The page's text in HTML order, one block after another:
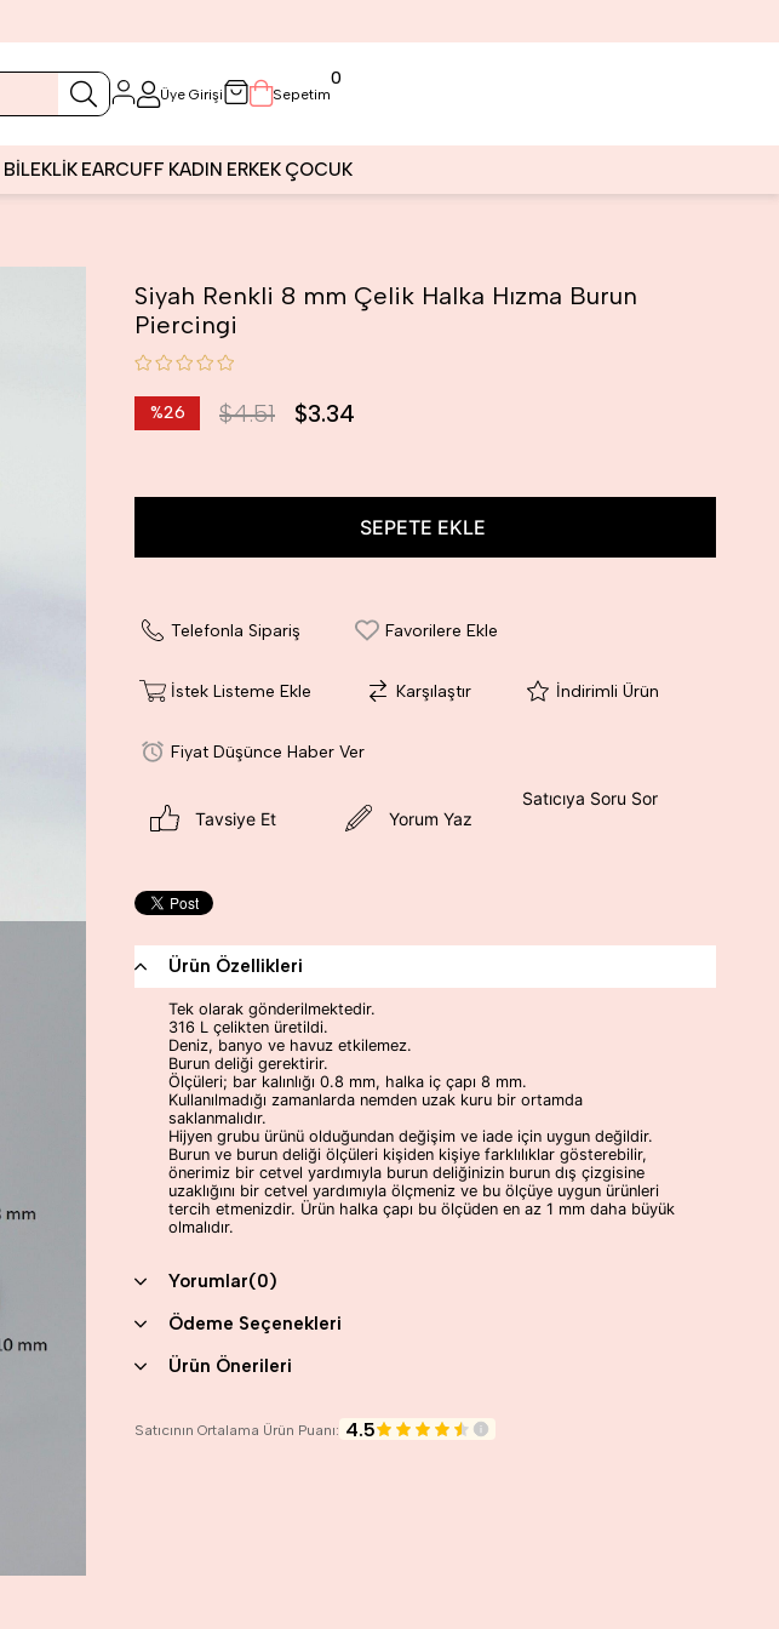
Üye Girişi Sepetim
0
BİLEKLİK EARCUFF KADIN ERKEK ÇOCUK
Siyah Renkli 8 mm Çelik Halka Hızma Burun
Piercingi
%26
$4.51 $3.34
Telefonla Sipariş Favorilere Ekle
İstek Listeme Ekle Karşılaştır İndirimli Ürün
Fiyat Düşünce Haber Ver
Tavsiye Et Yorum Yaz
Satıcıya Soru Sor
Ürün Özellikleri
Tek olarak gönderilmektedir.
316 L çelikten üretildi.
Deniz, banyo ve havuz etkilemez.
Burun deliği gerektirir.
Ölçüleri; bar kalınlığı 0.8 mm, halka iç çapı 8 mm.
Kullanılmadığı zamanlarda nemden uzak kuru bir ortamda
saklanmalıdır.
Hijyen grubu ürünü olduğundan değişim ve iade için uygun değildir.
Burun ve burun deliği ölçüleri kişiden kişiye farklılıklar gösterebilir,
önerimiz bir cetvel yardımıyla burun deliğinizin burun dış çizgisine
uzaklığını bir cetvel yardımıyla ölçmeniz ve bu ölçüye uygun ürünleri
tercih etmenizdir. Ürün halka çapı bu ölçüden en az 1 mm daha büyük
olmalıdır.
Yorumlar(0)
Ödeme Seçenekleri
Ürün Önerileri
Satıcının Ortalama Ürün Puanı: 4.5